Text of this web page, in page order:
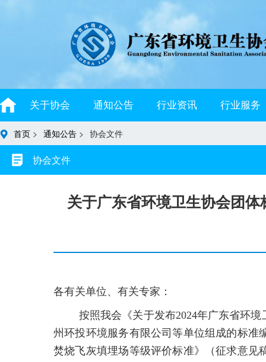
关于协会 通知公告 行业资讯 行业服务
首页 > 通知公告 > 协会文件
协会文件
关于广东省环境卫生协会团
各有关单位、有关专家：
按照我会《关于发布2024年广东省环
州环投环境服务有限公司等单位组成的标准
焚烧飞灰填埋场等级评价标准》（征求意见